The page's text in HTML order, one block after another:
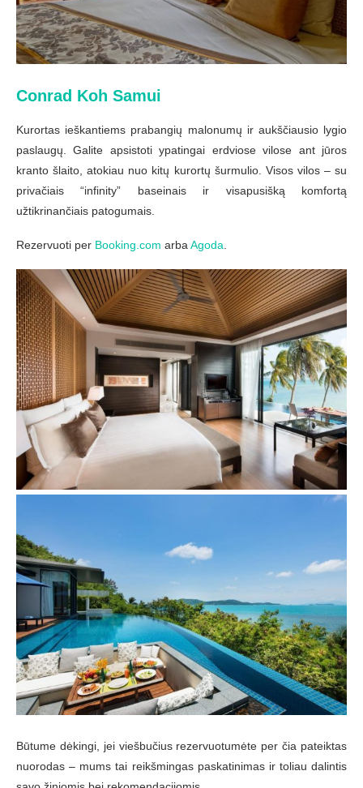
Conrad Koh Samui
Kurortas ieškantiems prabangių malonumų ir aukščiausio lygio
paslaugų. Galite apsistoti ypatingai erdviose vilose ant jūros
kranto šlaito, atokiau nuo kitų kurortų šurmulio. Visos vilos – su
privačiais “infinity” baseinais ir visapusišką komfortą
užtikrinančiais patogumais.
Rezervuoti per Booking.com arba Agoda
Būtume dėkingi, jei viešbučius rezervuotumėte per čia pateiktas
nuorodas – mums tai reikšmingas paskatinimas ir toliau dalintis